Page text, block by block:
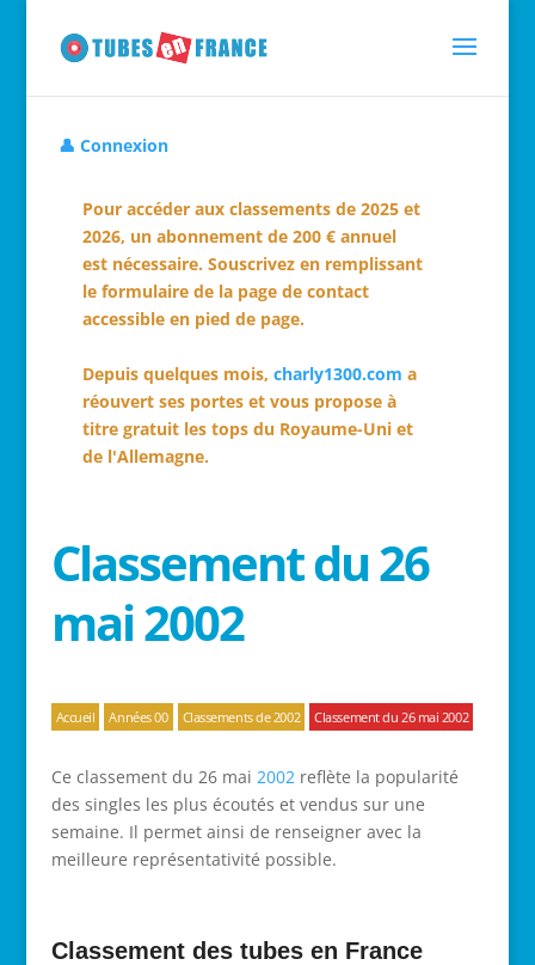
👤 Connexion
Pour accéder aux classements de 2025 et
2026, un abonnement de 200 € annuel
est nécessaire. Souscrivez en remplissant
le formulaire de la page de contact
accessible en pied de page.
Depuis quelques mois, charly1300.com a
réouvert ses portes et vous propose à
titre gratuit les tops du Royaume-Uni et
de l'Allemagne.
Classement du 26
mai 2002
Accueil Années 00 Classements de 2002 Classement du 26 mai 2002
Ce classement du 26 mai 2002reflète la popularité
des singles les plus écoutés et vendus sur une
semaine. Il permet ainsi de renseigner avec la
meilleure représentativité possible.
Classement des tubes en France